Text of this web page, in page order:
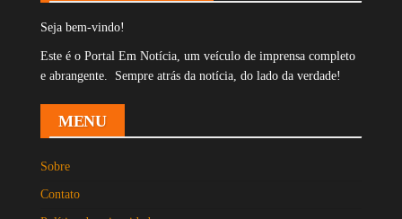
Seja bem-vindo!
Este é o Portal Em Notícia, um veículo de imprensa completo
e abrangente. Sempre atrás da notícia, do lado da verdade!
MENU
Sobre
Contato